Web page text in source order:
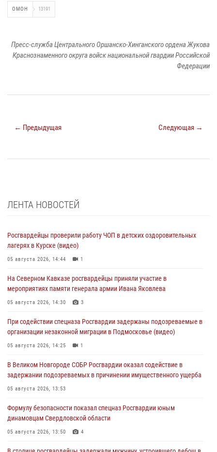
ОМОН 13191
Пресс-служба Центрального Оршанско-Хинганского ордена Жукова
Краснознаменного округа войск национальной гвардии Российской
Федерации
← Предыдущая Следующая →
ЛЕНТА НОВОСТЕЙ
Росгвардейцы проверили работу ЧОП в детских оздоровительных
лагерях в Курске (видео)
05 августа 2026, 14:44 1
На Северном Кавказе росгвардейцы приняли участие в
мероприятиях памяти генерала армии Ивана Яковлева
05 августа 2026, 14:30 3
При содействии спецназа Росгвардии задержаны подозреваемые в
организации незаконной миграции в Подмосковье (видео)
05 августа 2026, 14:25 1
В Великом Новгороде СОБР Росгвардии оказал содействие в
задержании подозреваемых в причинении имущественного ущерба
05 августа 2026, 13:53
Формулу безопасности показал спецназ Росгвардии юным
динамовцам Свердловской области
05 августа 2026, 13:50 4